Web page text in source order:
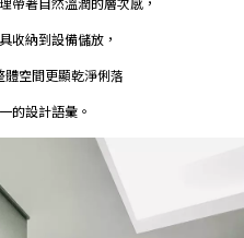
收納到設備儲放，
空間更顯乾淨俐落
的設計語彙。